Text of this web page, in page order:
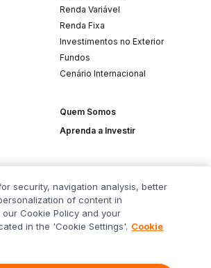
Renda Variável
Renda Fixa
Investimentos no Exterior
Fundos
Cenário Internacional
Quem Somos
Aprenda a Investir
security, navigation analysis, better
of content in
Cookie Policy and your
in the 'Cookie Settings'. Cookie